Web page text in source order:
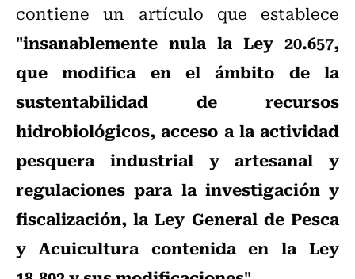
contiene un artículo que establece
"insanablemente nula la Ley 20.657,
que modifica en el ámbito de la
sustentabilidad de recursos
hidrobiológicos, acceso a la actividad
pesquera industrial y artesanal y
regulaciones para la investigación y
fiscalización, la Ley General de Pesca
y Acuicultura contenida en la Ley